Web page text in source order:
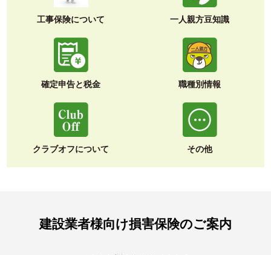
工事保険について 一人親方豆知識
確定申告と税金 職種別情報
クラブオフについて その他
建設業者様向け損害保険のご案内